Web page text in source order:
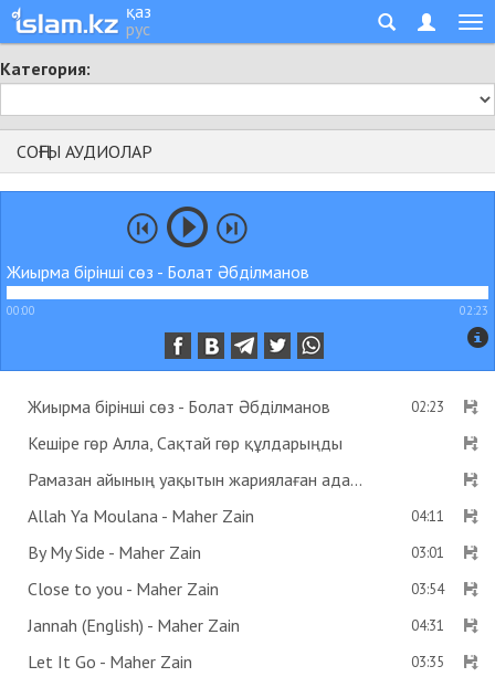
қаз
рус
Категория:
СОҢҒЫ АУДИОЛАР
Жиырма бірінші сөз - Болат Әбділманов
00:00 02:23
Жиырма бірінші сөз - Болат Әбділманов 02:23
Кешіре гөр Алла, Сақтай гөр құлдарыңды
Рамазан айының уақытын жариялаған адам пейіштік деген хадис бар ма? - Абдусамат Қасым
Allah Ya Moulana - Maher Zain
04:11
By My Side - Maher Zain 03:01
Close to you - Maher Zain 03:54
Jannah (English) - Maher Zain 04:31
Let It Go - Maher Zain 03:35